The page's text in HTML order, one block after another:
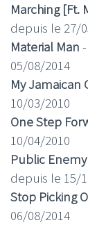
Marching [Ft.
depuis le 27/
Material Man
05/08/2014
My Jamaican
10/03/2010
One Step
10/04/2010
Public
depuis le 15/
Stop Picking
06/08/2014